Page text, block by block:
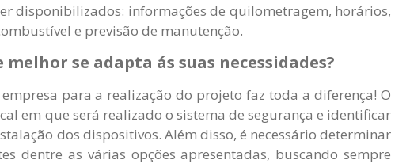
disponibilizados: informações de quilometragem, horários,
e previsão de manutenção.
se adapta ás suas necessidades?
para a realização do projeto faz toda a diferença! O
em que será realizado o sistema de segurança e identificar
dos dispositivos. Além disso, é necessário determinar
dentre as várias opções apresentadas, buscando sempre